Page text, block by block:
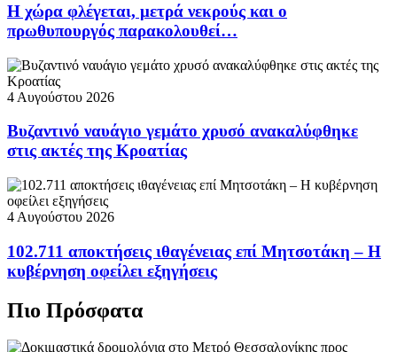
Η χώρα φλέγεται, μετρά νεκρούς και ο
πρωθυπουργός παρακολουθεί…
4 Αυγούστου 2026
Βυζαντινό ναυάγιο γεμάτο χρυσό ανακαλύφθηκε
στις ακτές της Κροατίας
4 Αυγούστου 2026
102.711 αποκτήσεις ιθαγένειας επί Μητσοτάκη – Η
κυβέρνηση οφείλει εξηγήσεις
Πιο Πρόσφατα